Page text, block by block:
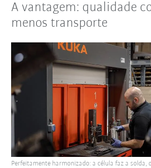
A vantagem: qualidade
menos transporte
Perfeitamente harmonizado: a célula faz a solda,